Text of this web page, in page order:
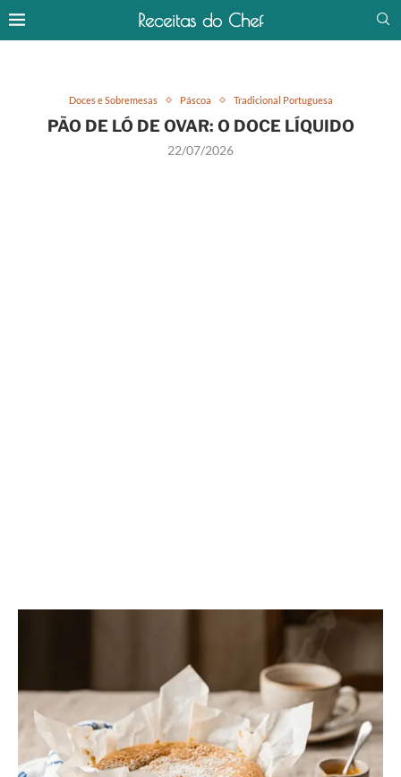
Receitas do Chef
Doces e Sobremesas Páscoa Tradicional Portuguesa
PÃO DE LÓ DE OVAR: O DOCE LÍQUIDO
22/07/2026